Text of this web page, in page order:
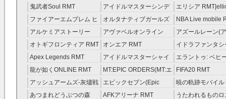
RMT|Atlantica RMT
RMT（予約制）
RMT|ArcheAge
約制）
鬼武者Soul RMT
アイドルマスターシンデ
レラガールズ(モバマス)
RMT
エリシア
RMT
ファイアーエムブレム ヒ
ーローズ(FEヒーローズ)
RMT
オルタナティブガールズ
RMT
NBA Live mobile
アルケミアストーリー
（アルスト） RMT
アヴァベルオンライン
RMT
アズールレーン(
RMT
オトギフロンティア RMT オンエア RMT
イドラファンタシ
ーサーガ RMT
Apex Legends RMT
アイドルマスターシャイ
ニーカラーズ(シャニマス)
RMT
エラントゥ: ベヒ
ピリット RMT
龍が如くONLINE RMT
MT:EPIC ORDERS(MT:エ
ピック・オーダーズ)
RMT
FIFA20 RMT
アッシュアームズ‐灰燼戦
線 RMT
エピックセブン(Epic
Seven) RMT
暁の軌跡モバイル
伝説 ） RMT
あつまれどうぶつの森
AFKアリーナ RMT
うたわれるもの